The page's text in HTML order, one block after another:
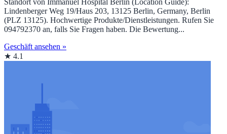
Lindenberger Weg 19/Haus 203, 13125 Berlin, Germany, Berlin
(PLZ 13125). Hochwertige Produkte/Dienstleistungen. Rufen Sie
094792370 an, falls Sie Fragen haben. Die Bewertung...
Geschäft ansehen »
★ 4.1